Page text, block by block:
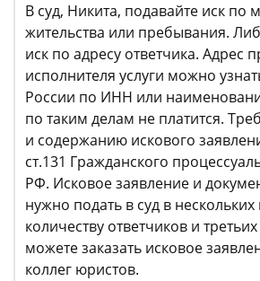
В суд, Никита, подавайте иск по
жительства или пребывания.
иск по адресу ответчика. Адрес
исполнителя услуги можно
России по ИНН или
по таким делам не платится.
и содержанию искового
ст.131 Гражданского
РФ. Исковое заявление и
нужно подать в суд в
количеству ответчиков и
можете заказать исковое
коллег юристов.